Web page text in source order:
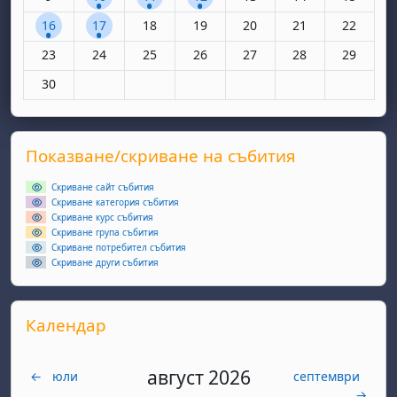
1 събитие, понеделник, 16 юни
16 1 събитие, вторник, 17 юни
17 Няма събития, сряда, 18 юни
18 Няма събития, четвъртък, 19 юни
19 Няма събития, петък, 20
20 Няма събития,
21 Няма
22
Няма събития, понеделник, 23 юни
23 Няма събития, вторник, 24 юни
24 Няма събития, сряда, 25 юни
25 Няма събития, четвъртък, 26 юни
26 Няма събития, петък, 27
27 Няма събития,
28 Няма
29
Няма събития, понеделник, 30 юни
30
Supplementary blocks
Прескочи Показване/скриване на събития
Показване/скриване на събития
Скриване сайт събития
Скриване категория събития
Скриване курс събития
Скриване група събития
Скриване потребител събития
Скриване други събития
Прескочи Календар
Календар
← юли август 2026
септември